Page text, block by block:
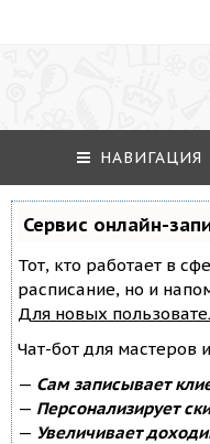
НАВИГАЦИЯ
Сервис онлайн-
Тот, кто работает в
расписание, но и
Для новых
Чат-бот для мастеров
— Сам записывает
— Персонализирует
— Увеличивает